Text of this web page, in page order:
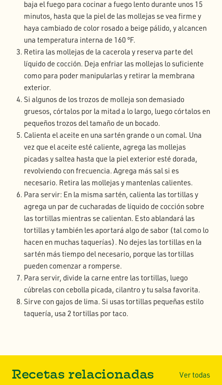
baja el fuego para cocinar a fuego lento durante unos 15
minutos, hasta que la piel de las mollejas se vea firme y
haya cambiado de color rosado a beige pálido, y alcancen
una temperatura interna de 160 ºF.
Retira las mollejas de la cacerola y reserva parte del
líquido de cocción. Deja enfriar las mollejas lo suficiente
como para poder manipularlas y retirar la membrana
exterior.
Si algunos de los trozos de molleja son demasiado
gruesos, córtalos por la mitad a lo largo, luego córtalos en
pequeños trozos del tamaño de un bocado.
Calienta el aceite en una sartén grande o un comal. Una
vez que el aceite esté caliente, agrega las mollejas
picadas y saltea hasta que la piel exterior esté dorada,
revolviendo con frecuencia. Agrega más sal si es
necesario. Retira las mollejas y mantenlas calientes.
Para servir: En la misma sartén, calienta las tortillas y
agrega un par de cucharadas de líquido de cocción sobre
las tortillas mientras se calientan. Esto ablandará las
tortillas y también les aportará algo de sabor (tal como lo
hacen en muchas taquerías). No dejes las tortillas en la
sartén más tiempo del necesario, porque las tortillas
pueden comenzar a romperse.
Para servir, divide la carne entre las tortillas, luego
cúbrelas con cebolla picada, cilantro y tu salsa favorita.
Sirve con gajos de lima. Si usas tortillas pequeñas estilo
taquería, usa 2 tortillas por taco.
Recetas relacionadas Ver todas